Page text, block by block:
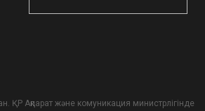
ҚР Ақпарат және комуникация министрлігінде